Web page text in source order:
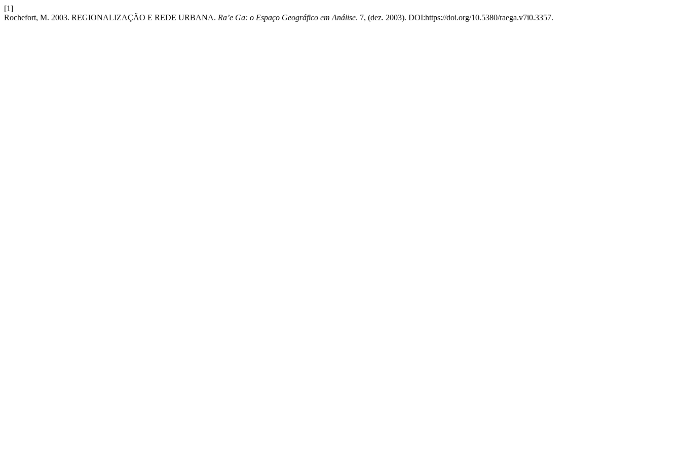
[1]
Rochefort, M. 2003. REGIONALIZAÇÃO E REDE URBANA. Ra’e Ga: o Espaço Geográfico em Análise. 7, (dez. 2003). DOI:https://doi.org/10.5380/raega.v7i0.3357.